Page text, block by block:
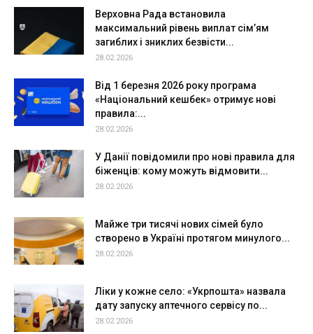
Верховна Рада встановила
максимальний рівень виплат сім’ям
загиблих і зниклих безвісти...
28.02.2026
Від 1 березня 2026 року програма
«Національний кешбек» отримує нові
правила:...
28.02.2026
У Данії повідомили про нові правила для
біженців: кому можуть відмовити...
28.02.2026
Майже три тисячі нових сімей було
створено в Україні протягом минулого...
28.02.2026
Ліки у кожне село: «Укрпошта» назвала
дату запуску аптечного сервісу по...
28.02.2026